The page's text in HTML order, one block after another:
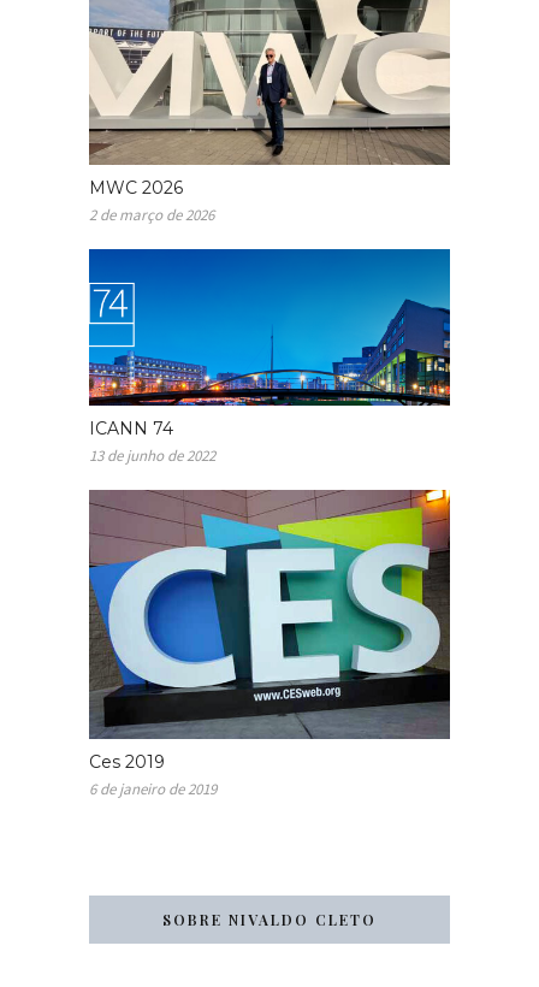
MWC 2026
2 de março de 2026
ICANN 74
13 de junho de 2022
Ces 2019
6 de janeiro de 2019
SOBRE NIVALDO CLETO